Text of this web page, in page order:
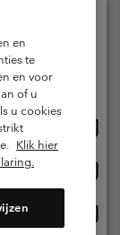
Impressum
en
te
en voor
of u
u cookies
Klik hier
taal